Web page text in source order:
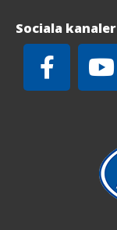
Sociala kanaler